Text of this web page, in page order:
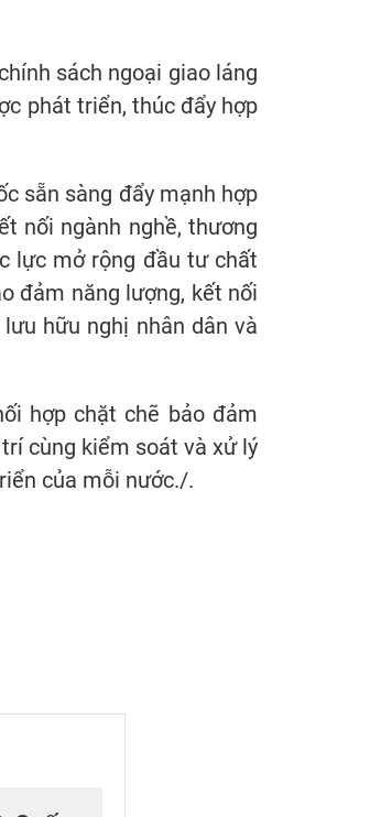
sách ngoại giao láng
phát triển, thúc đẩy hợp
sẵn sàng đẩy mạnh hợp
nối ngành nghề, thương
lực mở rộng đầu tư chất
đảm năng lượng, kết nối
hữu nghị nhân dân và
hợp chặt chẽ bảo đảm
cùng kiểm soát và xử lý
của mỗi nước./.